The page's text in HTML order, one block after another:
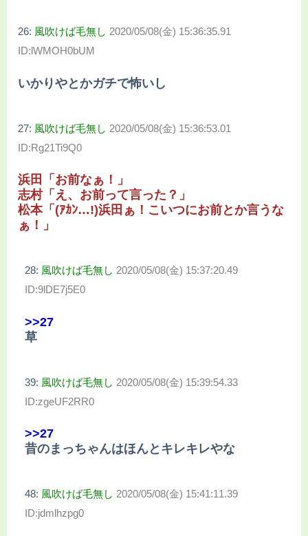
26: 風吹けば毛無し 2020/05/08(金) 15:36:35.91
ID:lWMOH0bUM
いかりやとかガチで怖いし
27: 風吹けば毛無し 2020/05/08(金) 15:36:53.01
ID:Rg21Ti9Q0
浜田「お前なぁ！」
志村「え、お前って言った？」
松本「(ｱｶﾝ…!)浜田ぁ！こいつにお前とか言うな
ぁ！」
28: 風吹けば毛無し 2020/05/08(金) 15:37:20.49
ID:9lDE7j5E0
>>27
草
39: 風吹けば毛無し 2020/05/08(金) 15:39:54.33
ID:zgeUF2RR0
>>27
昔のまっちゃんはほんとキレキレやな
48: 風吹けば毛無し 2020/05/08(金) 15:41:11.39
ID:jdmlhzpg0